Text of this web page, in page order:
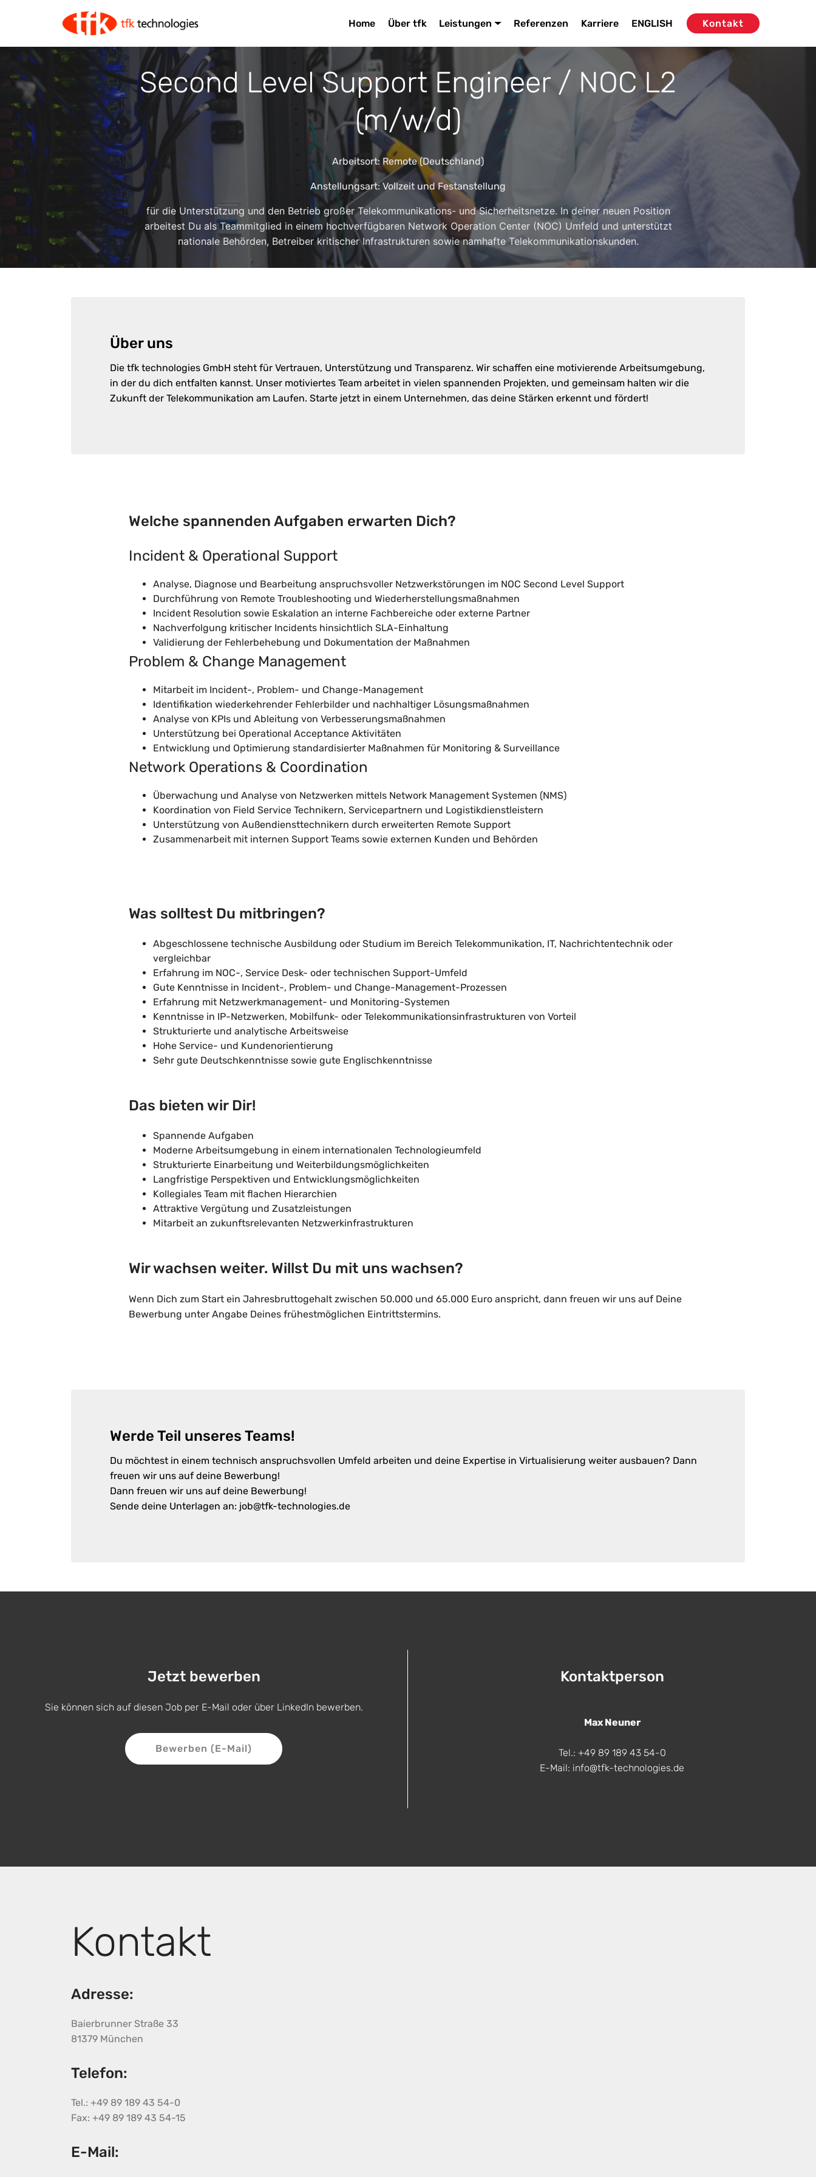
Home Über tfk Leistungen Referenzen Karriere ENGLISH Kontakt
Second Level Support Engineer / NOC L2
(m/w/d)
Arbeitsort: Remote (Deutschland)
Anstellungsart: Vollzeit und Festanstellung
für die Unterstützung und den Betrieb großer Telekommunikations- und Sicherheitsnetze. In deiner neuen Position
arbeitest Du als Teammitglied in einem hochverfügbaren Network Operation Center (NOC) Umfeld und unterstützt
nationale Behörden, Betreiber kritischer Infrastrukturen sowie namhafte Telekommunikationskunden.
Über uns
Die tfk technologies GmbH steht für Vertrauen, Unterstützung und Transparenz. Wir schaffen eine motivierende Arbeitsumgebung,
in der du dich entfalten kannst. Unser motiviertes Team arbeitet in vielen spannenden Projekten, und gemeinsam halten wir die
Zukunft der Telekommunikation am Laufen. Starte jetzt in einem Unternehmen, das deine Stärken erkennt und fördert!
Welche spannenden Aufgaben erwarten Dich?
Incident & Operational Support
Analyse, Diagnose und Bearbeitung anspruchsvoller Netzwerkstörungen im NOC Second Level Support
Durchführung von Remote Troubleshooting und Wiederherstellungsmaßnahmen
Incident Resolution sowie Eskalation an interne Fachbereiche oder externe Partner
Nachverfolgung kritischer Incidents hinsichtlich SLA-Einhaltung
Validierung der Fehlerbehebung und Dokumentation der Maßnahmen
Problem & Change Management
Mitarbeit im Incident-, Problem- und Change-Management
Identifikation wiederkehrender Fehlerbilder und nachhaltiger Lösungsmaßnahmen
Analyse von KPIs und Ableitung von Verbesserungsmaßnahmen
Unterstützung bei Operational Acceptance Aktivitäten
Entwicklung und Optimierung standardisierter Maßnahmen für Monitoring & Surveillance
Network Operations & Coordination
Überwachung und Analyse von Netzwerken mittels Network Management Systemen (NMS)
Koordination von Field Service Technikern, Servicepartnern und Logistikdienstleistern
Unterstützung von Außendiensttechnikern durch erweiterten Remote Support
Zusammenarbeit mit internen Support Teams sowie externen Kunden und Behörden
Was solltest Du mitbringen?
Abgeschlossene technische Ausbildung oder Studium im Bereich Telekommunikation, IT, Nachrichtentechnik oder
vergleichbar
Erfahrung im NOC-, Service Desk- oder technischen Support-Umfeld
Gute Kenntnisse in Incident-, Problem- und Change-Management-Prozessen
Erfahrung mit Netzwerkmanagement- und Monitoring-Systemen
Kenntnisse in IP-Netzwerken, Mobilfunk- oder Telekommunikationsinfrastrukturen von Vorteil
Strukturierte und analytische Arbeitsweise
Hohe Service- und Kundenorientierung
Sehr gute Deutschkenntnisse sowie gute Englischkenntnisse
Das bieten wir Dir!
Spannende Aufgaben
Moderne Arbeitsumgebung in einem internationalen Technologieumfeld
Strukturierte Einarbeitung und Weiterbildungsmöglichkeiten
Langfristige Perspektiven und Entwicklungsmöglichkeiten
Kollegiales Team mit flachen Hierarchien
Attraktive Vergütung und Zusatzleistungen
Mitarbeit an zukunftsrelevanten Netzwerkinfrastrukturen
Wir wachsen weiter. Willst Du mit uns wachsen?
Wenn Dich zum Start ein Jahresbruttogehalt zwischen 50.000 und 65.000 Euro anspricht, dann freuen wir uns auf Deine
Bewerbung unter Angabe Deines frühestmöglichen Eintrittstermins.
Werde Teil unseres Teams!
Du möchtest in einem technisch anspruchsvollen Umfeld arbeiten und deine Expertise in Virtualisierung weiter ausbauen? Dann
freuen wir uns auf deine Bewerbung!
Dann freuen wir uns auf deine Bewerbung!
Sende deine Unterlagen an: job@tfk-technologies.de
Jetzt bewerben
Sie können sich auf diesen Job per E-Mail oder über LinkedIn bewerben.
Bewerben (E-Mail)
Kontaktperson
Max Neuner
Tel.: +49 89 189 43 54-0
E-Mail: info@tfk-technologies.de
Kontakt
Adresse:
Baierbrunner Straße 33
81379 München
Telefon:
Tel.: +49 89 189 43 54-0
Fax: +49 89 189 43 54-15
E-Mail: